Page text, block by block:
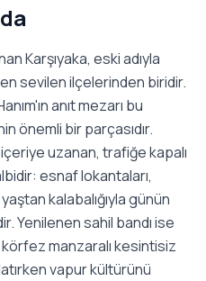
Karşıyaka, eski adıyla
sevilen ilçelerinden biridir.
anıt mezarı bu
önemli bir parçasıdır.
uzanan, trafiğe kapalı
esnaf lokantaları,
kalabalığıyla günün
Yenilenen sahil bandı ise
manzaralı kesintisiz
vapur kültürünü